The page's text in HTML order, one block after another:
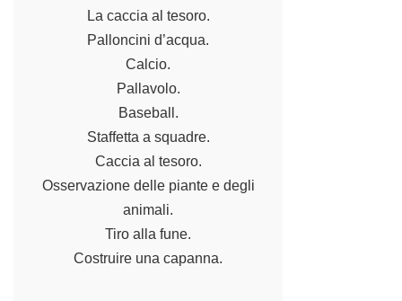
La caccia al tesoro.
Palloncini d’acqua.
Calcio.
Pallavolo.
Baseball.
Staffetta a squadre.
Caccia al tesoro.
Osservazione delle piante e degli
animali.
Tiro alla fune.
Costruire una capanna.